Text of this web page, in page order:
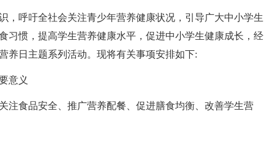
，呼吁全社会关注青少年营养健康状况，引导广大中小学生
习惯，提高学生营养健康水平，促进中小学生健康成长，经
养日主题系列活动。现将有关事项安排如下:
意义
注食品安全、推广营养配餐、促进膳食均衡、改善学生营